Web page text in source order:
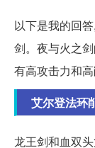
以下是我的回
剑。夜与火之
有高攻击力和
艾尔登法环
龙王剑和血双